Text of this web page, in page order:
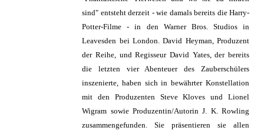
sind" entsteht derzeit - wie damals bereits die Harry-
Potter-Filme - in den Warner Bros. Studios in
Leavesden bei London. David Heyman, Produzent
der Reihe, und Regisseur David Yates, der bereits
die letzten vier Abenteuer des Zauberschülers
inszenierte, haben sich in bewährter Konstellation
mit den Produzenten Steve Kloves und Lionel
Wigram sowie Produzentin/Autorin J. K. Rowling
zusammengefunden. Sie präsentieren sie allen